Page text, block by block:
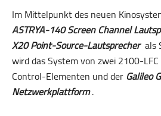
Im Mittelpunkt des neuen
ASTRYA-140 Screen Channel
X20 Point-Source-Lautsprecherals
wird das System von zwei 2100-
Control-Elementen und der Galileo
Netzwerkplattform.